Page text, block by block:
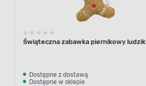
Świąteczna zabawka piernikowy ludzik
Dostępne z dostawą
Dostępne w sklepie